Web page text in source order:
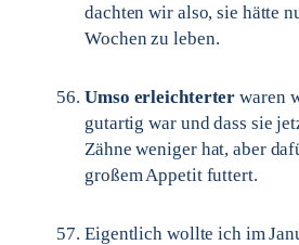
dachten wir also, sie hätte
Wochen zu leben.
Umso erleichterterwaren
gutartig war und dass sie
Zähne weniger hat, aber
großem Appetit futtert.
Eigentlich wollte ich im